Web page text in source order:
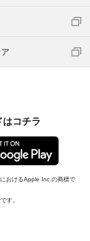
コチラ
おけるApple Inc.の商標で
す。